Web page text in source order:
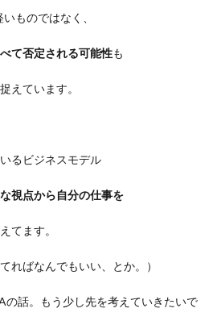
ものではなく、
て否定される可能性も
えています。
るビジネスモデル
視点から自分の仕事を
てます。
ればなんでもいい、とか。）
の話。もう少し先を考えていきたいで